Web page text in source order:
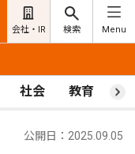
会社・IR 検索 Menu
社会 教育 ス
公開日：2025.09.05